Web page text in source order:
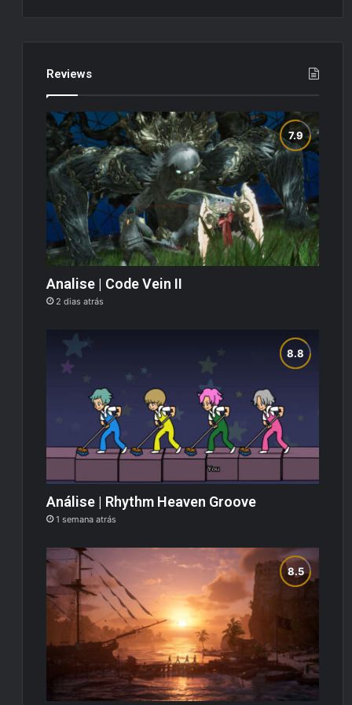
Reviews
Analise | Code Vein II
2 dias atrás
Análise | Rhythm Heaven Groove
1 semana atrás